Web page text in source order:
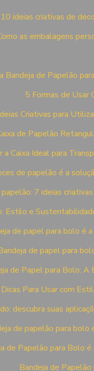
10 ideias criativas de
as embalagens
Bandeja de Papelão
5 Formas de Usar
Criativas para
de Papelão
a Caixa Ideal para
de papelão é a
7 ideias
Estilo e
de papel para bolo é
de papel para
de Papel para Bolo:
Para Usar com
descubra suas
de papelão para
de Papelão para Bolo
Bandeja de